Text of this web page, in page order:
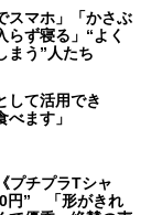
スマホ」「かさぶ
らず寝る」“よく
まう”人たち
て活用でき
ます」
プチプラTシャ
円” 「形がきれ